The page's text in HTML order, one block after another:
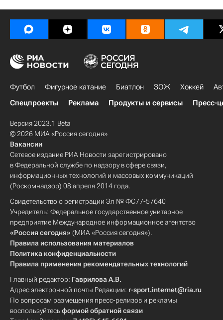
Футбол Фигурное катание Биатлон ЗОЖ Хоккей
Спецпроекты
Реклама Продукты и сервисы Пресс-
Версия 2023.1 Beta
© 2026 МИА «Россия сегодня»
Вакансии
Сетевое издание РИА Новости зарегистрировано
в Федеральной службе по надзору в сфере связи,
информационных технологий и массовых коммуникаций
(Роскомнадзор) 08 апреля 2014 года.
Свидетельство о регистрации Эл № ФС77-57640
Учредитель: Федеральное государственное унитарное
предприятие Международное информационное агентство
«Россия сегодня» (МИА «Россия сегодня»).
Правила использования материалов
Политика конфиденциальности
Правила применения рекомендательных технологий
Главный редактор: Гаврилова А.В.
Адрес электронной почты Редакции: r-sport.internet@ria.ru
По вопросам размещения пресс-релизов и рекламы
воспользуйтесьформой обратной связи